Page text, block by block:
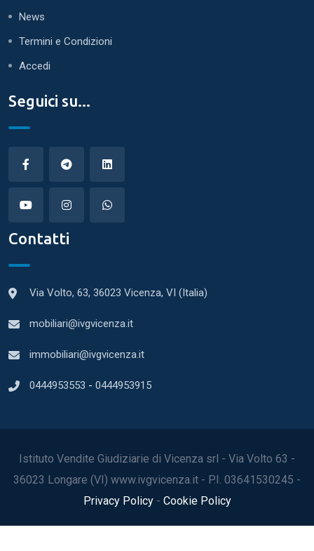
News
Termini e Condizioni
Accedi
Seguici su...
Contatti
Via Volto, 63, 36023 Vicenza, VI (Italia)
mobiliari@ivgvicenza.it
immobiliari@ivgvicenza.it
0444953553 - 0444953915
Istituto Vendite Giudiziarie di Vicenza srl - Via Volto 63 -
36023 Longare (VI) www.ivgvicenza.it - P.I. 03641530245 -
Privacy Policy - Cookie Policy